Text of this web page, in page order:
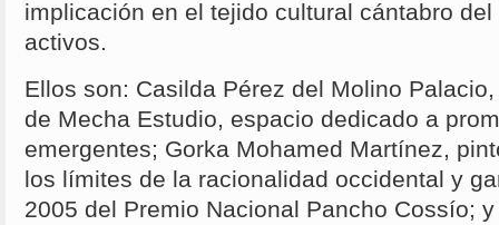
implicación en el tejido cultural cántabro
activos.
Ellos son: Casilda Pérez del Molino
de Mecha Estudio, espacio dedicado a
emergentes; Gorka Mohamed Martínez,
los límites de la racionalidad occidental y
2005 del Premio Nacional Pancho Cossío;